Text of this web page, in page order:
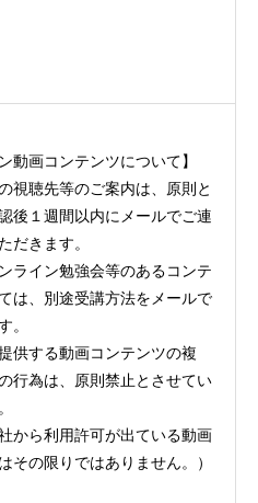
動画コンテンツについて】
視聴先等のご案内は、原則と
後１週間以内にメールでご連
だきます。
ライン勉強会等のあるコンテ
は、別途受講⽅法をメールで
。
供する動画コンテンツの複
⾏為は、原則禁⽌とさせてい
から利⽤許可が出ている動画
その限りではありません。）